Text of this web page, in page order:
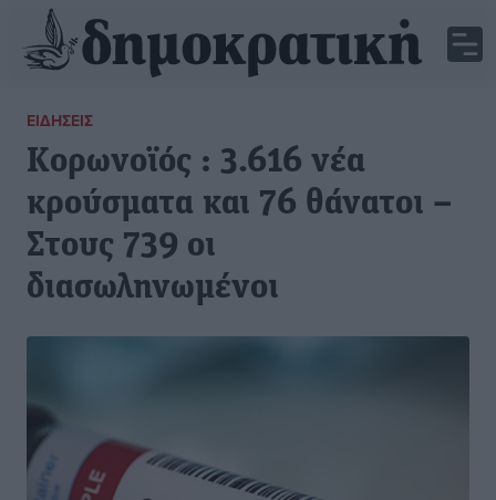
ΕΙΔΉΣΕΙΣ
Κορωνοϊός : 3.616 νέα
κρούσματα και 76 θάνατοι –
Στους 739 οι
διασωληνωμένοι